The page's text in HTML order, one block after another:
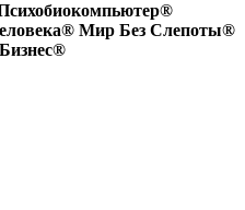
Мир Без Слепоты®